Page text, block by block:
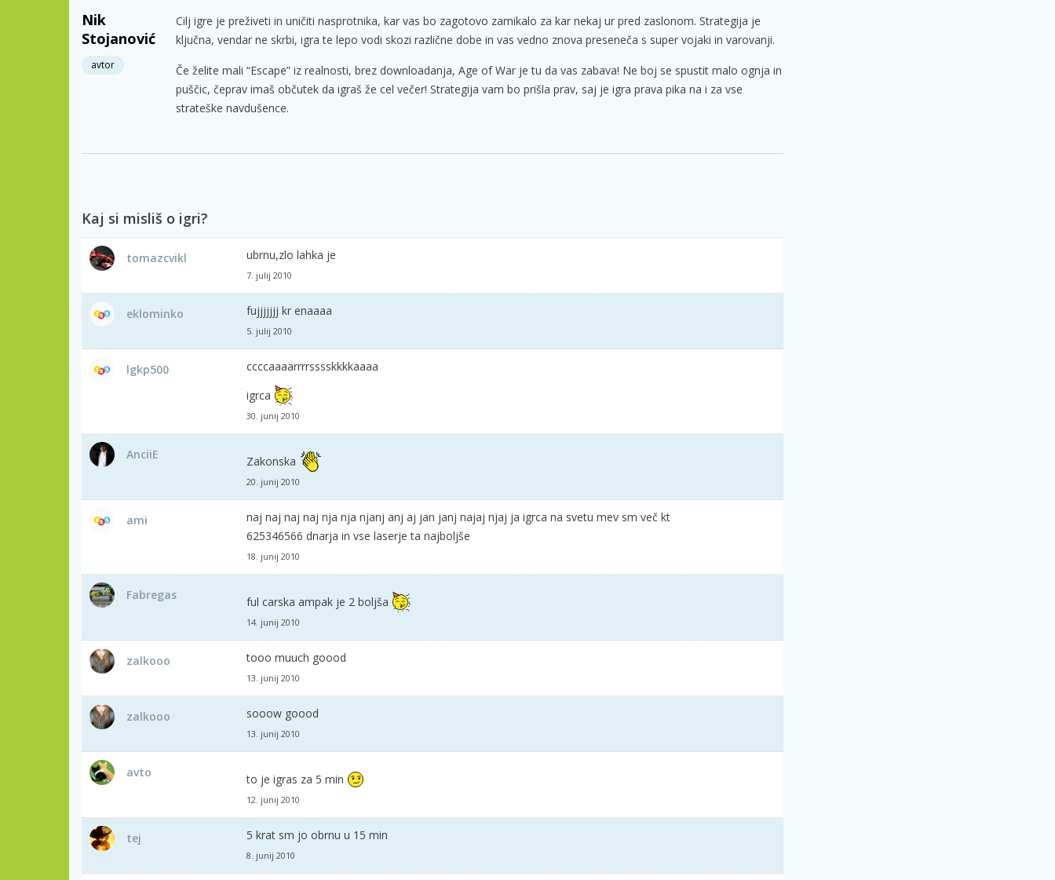
Nik
Stojanović
avtor
Cilj igre je preživeti in uničiti nasprotnika, kar vas bo zagotovo zamikalo za kar nekaj ur pred zaslonom. Strategija je
ključna, vendar ne skrbi, igra te lepo vodi skozi različne dobe in vas vedno znova preseneča s super vojaki in varovanji.
Če želite mali “Escape” iz realnosti, brez downloadanja, Age of War je tu da vas zabava! Ne boj se spustit malo ognja in
puščic, čeprav imaš občutek da igraš že cel večer! Strategija vam bo prišla prav, saj je igra prava pika na i za vse
strateške navdušence.
Kaj si misliš o igri?
tomazcvikl ubrnu,zlo lahka je
7. julij 2010
eklominko fujjjjjjj kr enaaaa
5. julij 2010
lgkp500
ccccaaaarrrrsssskkkkaaaa
igrca
30. junij 2010
AnciiE Zakonska
20. junij 2010
ami
naj naj naj naj nja nja njanj anj aj jan janj najaj njaj ja igrca na svetu mev sm več kt
625346566 dnarja in vse laserje ta najboljše
18. junij 2010
Fabregas ful carska ampak je 2 boljša
14. junij 2010
zalkooo tooo muuch goood
13. junij 2010
zalkooo sooow goood
13. junij 2010
avto to je igras za 5 min
12. junij 2010
tej 5 krat sm jo obrnu u 15 min
8. junij 2010